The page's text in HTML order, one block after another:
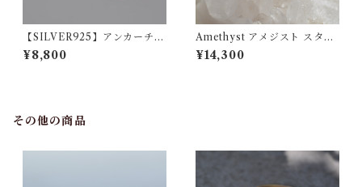
【SILVER925】アンカーチェ
ーンモチーフ ピアス
¥8,800
Amethyst アメジスト スタッ
ド ピアス
¥14,300
その他の商品